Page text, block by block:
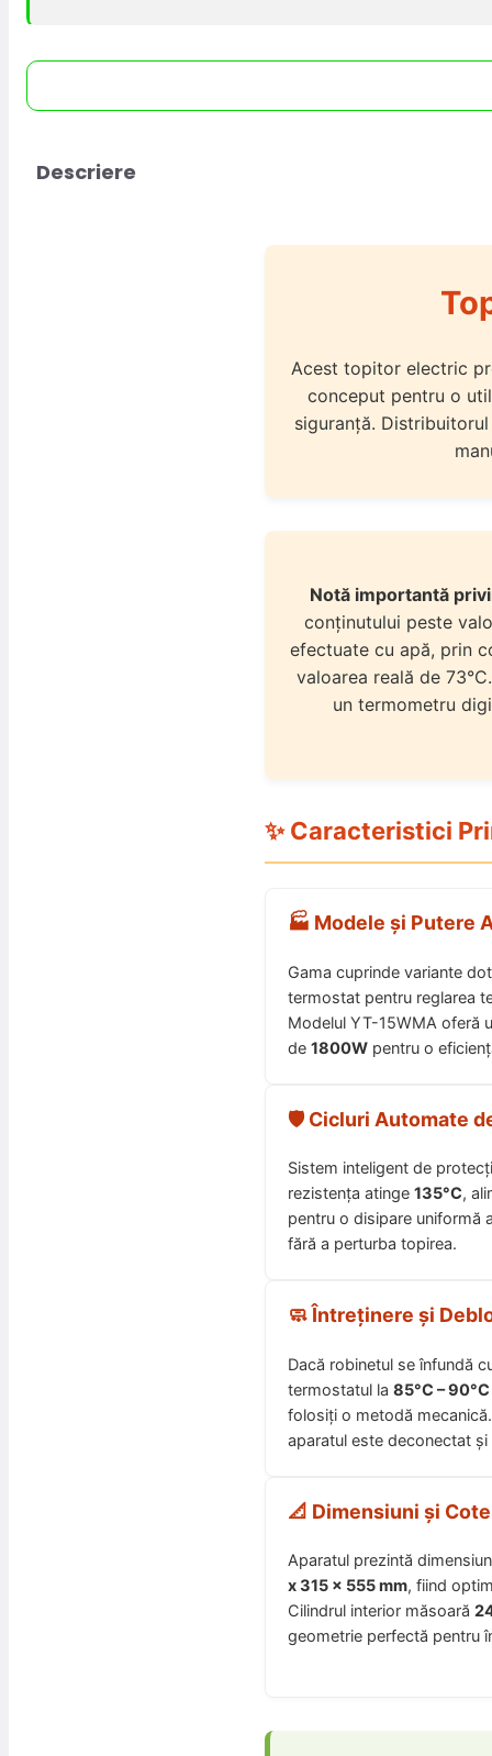
Descriere
Acest topitor electric
conceput pentru o
siguranță.
Notă importantă
conținutului peste
efectuate cu apă, prin
valoarea reală de
un termometru
✨ Caracteristici
🏭 Modele și Putere
Gama cuprinde variante
termostat pentru reglarea
Modelul YT-15WMA oferă
de 1800W pentru o
🛡️ Cicluri Automate
Sistem inteligent de
rezistența atinge 135°C,
pentru o disipare uniformă
fără a perturba topirea.
🧼 Întreținere și
Dacă robinetul se înfundă
termostatul la 85°C – 90°C
folosiți o metodă
aparatul este deconectat și
📐 Dimensiuni și
Aparatul prezintă
x 315 x 555 mm, fiind
Cilindrul interior măsoară
geometrie perfectă pentru